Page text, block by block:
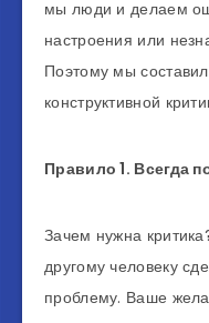
мы люди и делаем
настроения или
Поэтому мы
конструктивной
Правило 1. Всегда
Зачем нужна
другому человеку
проблему. Ваше